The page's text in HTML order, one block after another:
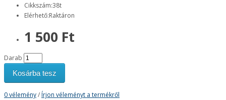
Cikkszám:38t
Elérhető:Raktáron
1 500 Ft
Darab
Kosárba tesz
0 vélemény/Írjon véleményt a termékről